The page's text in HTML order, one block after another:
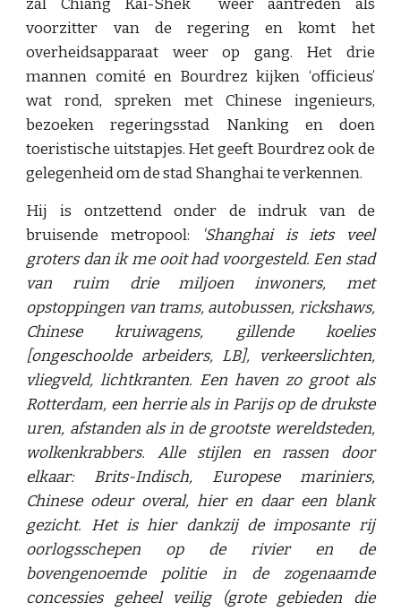
zal Chiang Kai-Shek weer aantreden als
voorzitter van de regering en komt het
overheidsapparaat weer op gang. Het drie
mannen comité en Bourdrez kijken ‘officieus’
wat rond, spreken met Chinese ingenieurs,
bezoeken regeringsstad Nanking en doen
toeristische uitstapjes. Het geeft Bourdrez ook de
gelegenheid om de stad Shanghai te verkennen.
Hij is ontzettend onder de indruk van de
bruisende metropool:
'Shanghai is iets veel
groters dan ik me ooit had voorgesteld. Een stad
van ruim drie miljoen inwoners, met
opstoppingen van trams, autobussen, rickshaws,
Chinese kruiwagens, gillende koelies
[ongeschoolde arbeiders, LB], verkeerslichten,
vliegveld, lichtkranten. Een haven zo groot als
Rotterdam, een herrie als in Parijs op de drukste
uren, afstanden als in de grootste wereldsteden,
wolkenkrabbers. Alle stijlen en rassen door
elkaar: Brits-Indisch, Europese mariniers,
Chinese odeur overal, hier en daar een blank
gezicht. Het is hier dankzij de imposante rij
oorlogsschepen op de rivier en de
bovengenoemde politie in de zogenaamde
concessies geheel veilig (grote gebieden die